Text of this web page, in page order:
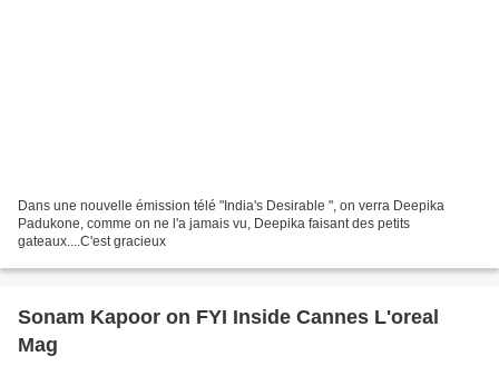
Dans une nouvelle émission télé "India's Desirable ", on verra Deepika
Padukone, comme on ne l'a jamais vu, Deepika faisant des petits
gateaux....C'est gracieux
Sonam Kapoor on FYI Inside Cannes L'oreal
Mag